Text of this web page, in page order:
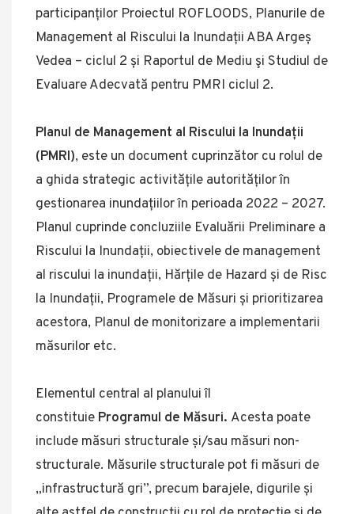
participanților Proiectul ROFLOODS, Planurile de
Management al Riscului la Inundații ABA Argeș
Vedea – ciclul 2 și Raportul de Mediu şi Studiul de
Evaluare Adecvată pentru PMRI ciclul 2.
Planul de Management al Riscului la Inundații
(PMRI), este un document cuprinzător cu rolul de
a ghida strategic activitățile autorităților în
gestionarea inundațiilor în perioada 2022 – 2027.
Planul cuprinde concluziile Evaluării Preliminare a
Riscului la Inundații, obiectivele de management
al riscului la inundații, Hărțile de Hazard și de Risc
la Inundații, Programele de Măsuri și prioritizarea
acestora, Planul de monitorizare a implementarii
măsurilor etc.
Elementul central al planului îl
constituie Programul de Măsuri. Acesta poate
include măsuri structurale și/sau măsuri non-
structurale. Măsurile structurale pot fi măsuri de
„infrastructură gri”, precum barajele, digurile și